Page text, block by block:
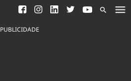
Saneamento
Indicadores
PUBLICIDADE